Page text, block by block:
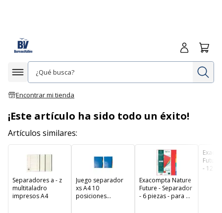
Afficher la navigation
Encontrar mi tienda
Iniciar
¡Este artículo ha sido todo un éxito!
Artículos similares:
Separadores a - z
multitaladro
impresos A4
Juego separador
xs A4 10
posiciones
Exacompta Nature
Future - Separador
- 6 piezas - para A4
- 12